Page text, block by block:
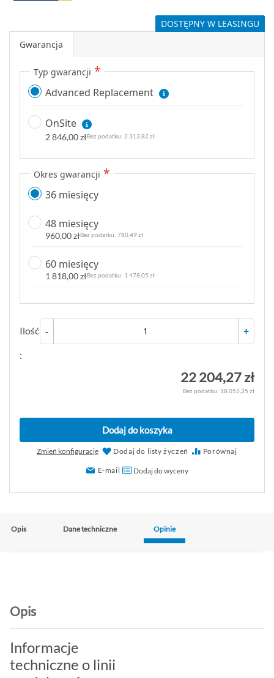
DOSTĘPNY W LEASINGU
Gwarancja
Typ gwarancji
Advanced Replacement
OnSite
2 846,00 zł 2 313,82 zł
Okres gwarancji
36 miesięcy
48 miesięcy
960,00 zł 780,49 zł
60 miesięcy
1 818,00 zł 1 478,05 zł
Ilość
:
- +
22 204,27 zł
18 052,25 zł
Dodaj do koszyka
Zmień konfigurację Dodaj do listy życzeń Porównaj
E-mail Dodaj do wyceny
Opis Dane techniczne Opinie
Opis
Informacje
techniczne o linii